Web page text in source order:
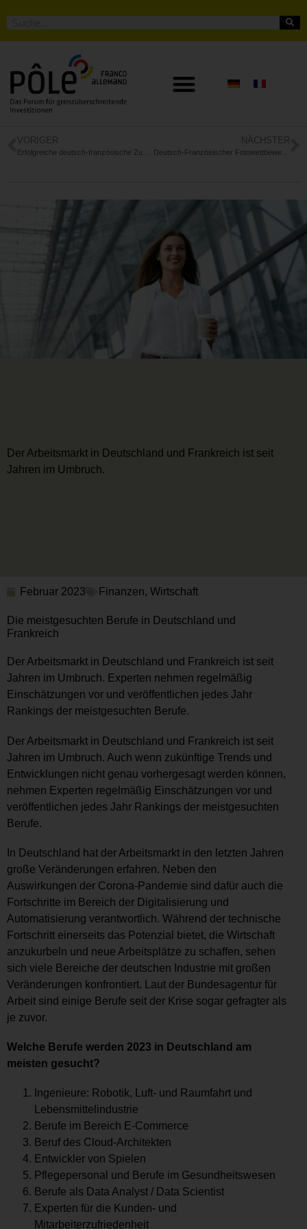
VORIGER NÄCHSTER
Der Arbeitsmarkt in Deutschland und Frankreich ist seit
Jahren im Umbruch.
Februar 2023 Finanzen, Wirtschaft
Die meistgesuchten Berufe in Deutschland und
Frankreich
Der Arbeitsmarkt in Deutschland und Frankreich ist seit
Jahren im Umbruch. Experten nehmen regelmäßig
Einschätzungen vor und veröffentlichen jedes Jahr
Rankings der meistgesuchten Berufe.
Der Arbeitsmarkt in Deutschland und Frankreich ist seit
Jahren im Umbruch. Auch wenn zukünftige Trends und
Entwicklungen nicht genau vorhergesagt werden können,
nehmen Experten regelmäßig Einschätzungen vor und
veröffentlichen jedes Jahr Rankings der meistgesuchten
Berufe.
In Deutschland hat der Arbeitsmarkt in den letzten Jahren
große Veränderungen erfahren. Neben den
Auswirkungen der Corona-Pandemie sind dafür auch die
Fortschritte im Bereich der Digitalisierung und
Automatisierung verantwortlich. Während der technische
Fortschritt einerseits das Potenzial bietet, die Wirtschaft
anzukurbeln und neue Arbeitsplätze zu schaffen, sehen
sich viele Bereiche der deutschen Industrie mit großen
Veränderungen konfrontiert. Laut der Bundesagentur für
Arbeit sind einige Berufe seit der Krise sogar gefragter als
je zuvor.
Welche Berufe werden 2023 in Deutschland am
meisten gesucht?
Ingenieure: Robotik, Luft- und Raumfahrt und
Lebensmittelindustrie
Berufe im Bereich E-Commerce
Beruf des Cloud-Architekten
Entwickler von Spielen
Pflegepersonal und Berufe im Gesundheitswesen
Berufe als Data Analyst / Data Scientist
Experten für die Kunden- und
Mitarbeiterzufriedenheit